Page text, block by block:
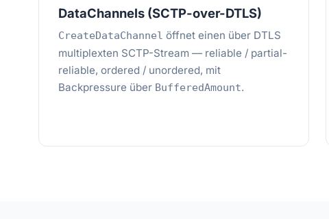
DataChannels (SCTP-over-DTLS)
CreateDataChannel öffnet einen über DTLS
multiplexten SCTP-Stream — reliable / partial-
reliable, ordered / unordered, mit
Backpressure über BufferedAmount.